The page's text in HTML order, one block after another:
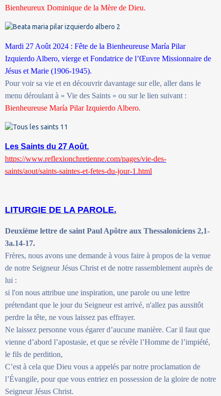
Bienheureux Dominique de la Mère de Dieu.
Mardi 27 Août 2024 : Fête de la Bienheureuse María Pilar
Izquierdo Albero, vierge et Fondatrice de l’Œuvre Missionnaire de
Jésus et Marie (1906-1945).
Pour voir sa vie et en découvrir davantage sur elle, aller dans le
menu déroulant à « Vie des Saints » ou sur le lien suivant :
Bienheureuse María Pilar Izquierdo Albero.
Les Saints du 27 Août.
https://www.reflexionchretienne.com/pages/vie-des-
saints/aout/saints-saintes-et-fetes-du-jour-1.html
LITURGIE DE LA PAROLE.
Deuxième lettre de saint Paul Apôtre aux Thessaloniciens 2,1-
3a.14-17.
Frères, nous avons une demande à vous faire à propos de la venue
de notre Seigneur Jésus Christ et de notre rassemblement auprès de
lui :
si l'on nous attribue une inspiration, une parole ou une lettre
prétendant que le jour du Seigneur est arrivé, n'allez pas aussitôt
perdre la tête, ne vous laissez pas effrayer.
Ne laissez personne vous égarer d’aucune manière. Car il faut que
vienne d’abord l’apostasie, et que se révèle l’Homme de l’impiété,
le fils de perdition,
C’est à cela que Dieu vous a appelés par notre proclamation de
l’Évangile, pour que vous entriez en possession de la gloire de notre
Seigneur Jésus Christ.